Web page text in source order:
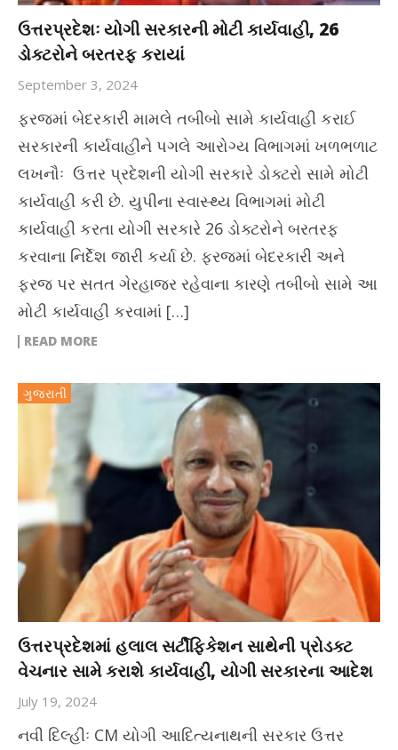
ઉત્તરપ્રદેશઃ યોગી સરકારની મોટી કાર્યવાહી, 26
ડોક્ટરોને બરતરફ કરાયાં
September 3, 2024
ફરજમાં બેદરકારી મામલે તબીબો સામે કાર્યવાહી કરાઈ
સરકારની કાર્યવાહીને પગલે આરોગ્ય વિભાગમાં ખળભળાટ
લખનૌઃ ઉત્તર પ્રદેશની યોગી સરકારે ડોક્ટરો સામે મોટી
કાર્યવાહી કરી છે. યુપીના સ્વાસ્થ્ય વિભાગમાં મોટી
કાર્યવાહી કરતા યોગી સરકારે 26 ડોક્ટરોને બરતરફ
કરવાના નિર્દેશ જારી કર્યા છે. ફરજમાં બેદરકારી અને
ફરજ પર સતત ગેરહાજર રહેવાના કારણે તબીબો સામે આ
મોટી કાર્યવાહી કરવામાં […]
READ MORE
ગુજરાતી
ઉત્તરપ્રદેશમાં હલાલ સર્ટીફિકેશન સાથેની પ્રોડક્ટ
વેચનાર સામે કરાશે કાર્યવાહી, યોગી સરકારના આદેશ
July 19, 2024
નવી દિલ્હીઃ CM યોગી આદિત્યનાથની સરકાર ઉત્તર